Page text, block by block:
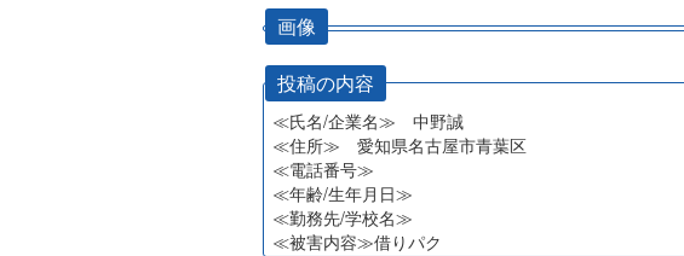
画像
投稿の内容
≪氏名/企業名≫ 中野誠
≪住所≫ 愛知県名古屋市青葉区
≪電話番号≫
≪年齢/生年月日≫
≪勤務先/学校名≫
≪被害内容≫借りパク